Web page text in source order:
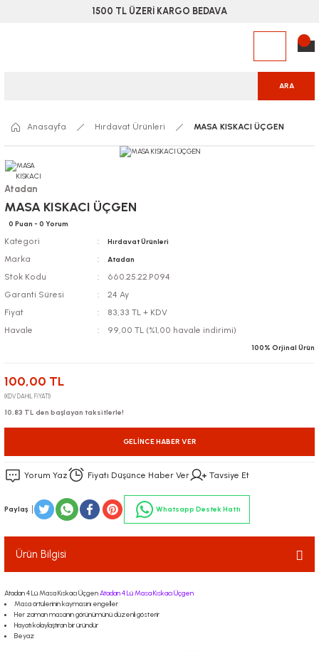
1500 TL ÜZERİ KARGO BEDAVA
ARA
Anasayfa Hırdavat Ürünleri MASA KISKACI ÜÇGEN
Atadan
MASA KISKACI ÜÇGEN
0 Puan - 0 Yorum
Kategori Hırdavat Ürünleri
Marka Atadan
Stok Kodu
660.25.22.P094
Garanti Süresi
24 Ay
Fiyat
83,33 TL + KDV
Havale
99,00 TL (%1,00 havale indirimi)
100% Orjinal Ürün
100,00 TL
(KDV DAHİL FİYATI)
10,83 TL den başlayan taksitlerle!
GELINCE HABER VER
Yorum Yaz Fiyatı Düşünce Haber Ver Tavsiye Et
Paylaş Whatsapp Destek Hattı
Ürün Bilgisi
Atadan 4 Lü Masa Kıskacı ÜçgenAtadan 4 Lü Masa Kıskacı Üçgen
Masa örtülerinin kaymasını engeller
Her zaman masanın görünümünü düzenli gösterir
Hayatı kolaylaştıran bir üründür
Beyaz